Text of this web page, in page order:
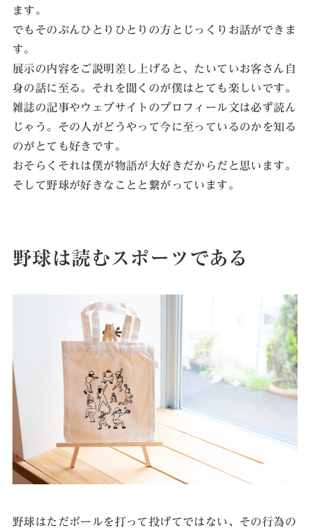
ます。
でもそのぶんひとりひとりの方とじっくりお話ができま
す。
展示の内容をご説明差し上げると、たいていお客さん自
身の話に至る。それを聞くのが僕はとても楽しいです。
雑誌の記事やウェブサイトのプロフィール文は必ず読ん
じゃう。その人がどうやって今に至っているのかを知る
のがとても好きです。
おそらくそれは僕が物語が大好きだからだと思います。
そして野球が好きなことと繋がっています。
野球は読むスポーツである
野球はただボールを打って投げてではない、その行為の